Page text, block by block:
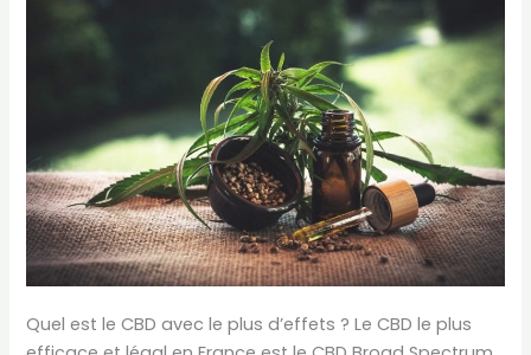
Quel est le CBD avec le plus d’effets ? Le CBD le plus